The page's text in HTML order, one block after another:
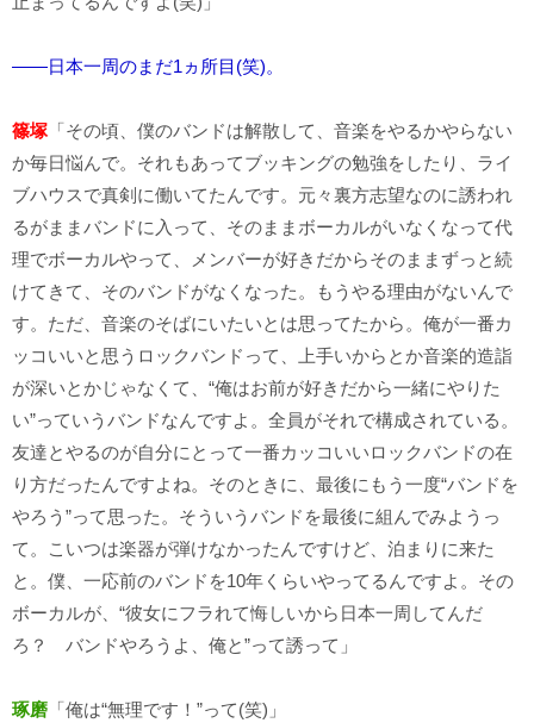
――日本一周のまだ1ヵ所目(笑)。
篠塚 「その頃、僕のバンドは解散して、音楽をやるかやらない
か毎日悩んで。それもあってブッキングの勉強をしたり、ライ
ブハウスで真剣に働いてたんです。元々裏方志望なのに誘われ
るがままバンドに入って、そのままボーカルがいなくなって代
理でボーカルやって、メンバーが好きだからそのままずっと続
けてきて、そのバンドがなくなった。もうやる理由がないんで
す。ただ、音楽のそばにいたいとは思ってたから。俺が一番カ
ッコいいと思うロックバンドって、上手いからとか音楽的造詣
が深いとかじゃなくて、“俺はお前が好きだから一緒にやりた
い”っていうバンドなんですよ。全員がそれで構成されている。
友達とやるのが自分にとって一番カッコいいロックバンドの在
り方だったんですよね。そのときに、最後にもう一度“バンドを
やろう”って思った。そういうバンドを最後に組んでみようっ
て。こいつは楽器が弾けなかったんですけど、泊まりに来た
と。僕、一応前のバンドを10年くらいやってるんですよ。その
ボーカルが、“彼女にフラれて悔しいから日本一周してんだ
ろ？ バンドやろうよ、俺と”って誘って」
琢磨 「俺は“無理です！”って(笑)」